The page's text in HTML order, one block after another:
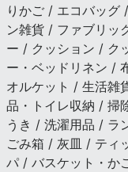
りかご / エコバッグ
ン雑貨 / ファブリッ
ー / クッション / ク
ー・ベッドリネン /
オルケット / 生活雑
品・トイレ収納 / 掃
うき / 洗濯用品 / ラ
ごみ箱 / 灰皿 / ティ
パ / バスケット・か